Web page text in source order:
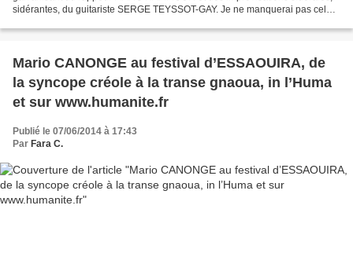
sidérantes, du guitariste SERGE TEYSSOT-GAY. Je ne manquerai pas cela.
Mario CANONGE au festival d’ESSAOUIRA, de
la syncope créole à la transe gnaoua, in l’Huma
et sur www.humanite.fr
Publié le 07/06/2014 à 17:43
Par Fara C.